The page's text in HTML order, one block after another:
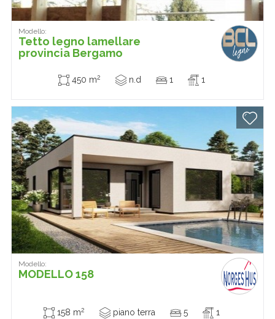
Modello:
Tetto legno lamellare
provincia Bergamo
450 m2 n.d 1 1
Modello:
MODELLO 158
158 m2 piano terra 5 1